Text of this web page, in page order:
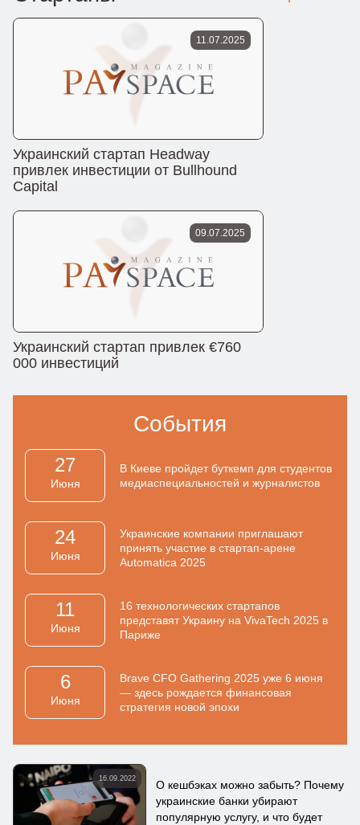
11.07.2025
Украинский стартап Headway
привлек инвестиции от Bullhound
Capital
09.07.2025
Украинский стартап привлек €760
000 инвестиций
События
27
Июня
В Киеве пройдет буткемп для студентов
медиаспециальностей и журналистов
24
Июня
Украинские компании приглашают
принять участие в стартап-арене
Automatica 2025
11
Июня
16 технологических стартапов
представят Украину на VivaTech 2025 в
Париже
6
Июня
Brave CFO Gathering 2025 уже 6 июня
— здесь рождается финансовая
стратегия новой эпохи
16.09.2022
О кешбэках можно забыть? Почему
украинские банки убирают
популярную услугу, и что будет